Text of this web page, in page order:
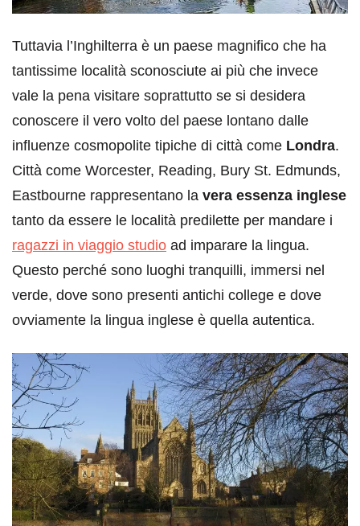
Tuttavia l’Inghilterra è un paese magnifico che ha
tantissime località sconosciute ai più che invece
vale la pena visitare soprattutto se si desidera
conoscere il vero volto del paese lontano dalle
influenze cosmopolite tipiche di città come Londra.
Città come Worcester, Reading, Bury St. Edmunds,
Eastbourne rappresentano la vera essenza inglese
tanto da essere le località predilette per mandare i
ragazzi in viaggio studio ad imparare la lingua.
Questo perché sono luoghi tranquilli, immersi nel
verde, dove sono presenti antichi college e dove
ovviamente la lingua inglese è quella autentica.